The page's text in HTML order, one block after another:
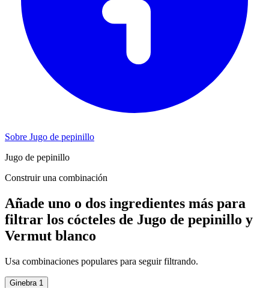
Sobre Jugo de pepinillo
Jugo de pepinillo
Construir una combinación
Añade uno o dos ingredientes más para
filtrar los cócteles de Jugo de pepinillo y
Vermut blanco
Usa combinaciones populares para seguir filtrando.
Ginebra 1